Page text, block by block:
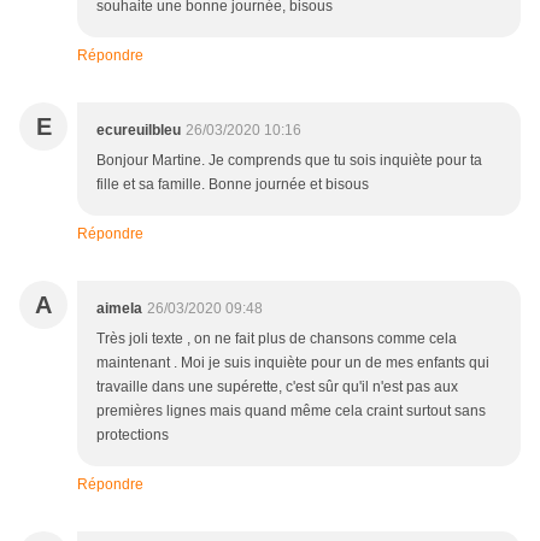
souhaite une bonne journée, bisous
Répondre
E ecureuilbleu 26/03/2020 10:16
Bonjour Martine. Je comprends que tu sois inquiète pour ta
fille et sa famille. Bonne journée et bisous
Répondre
A aimela 26/03/2020 09:48
Très joli texte , on ne fait plus de chansons comme cela
maintenant . Moi je suis inquiète pour un de mes enfants qui
travaille dans une supérette, c'est sûr qu'il n'est pas aux
premières lignes mais quand même cela craint surtout sans
protections
Répondre